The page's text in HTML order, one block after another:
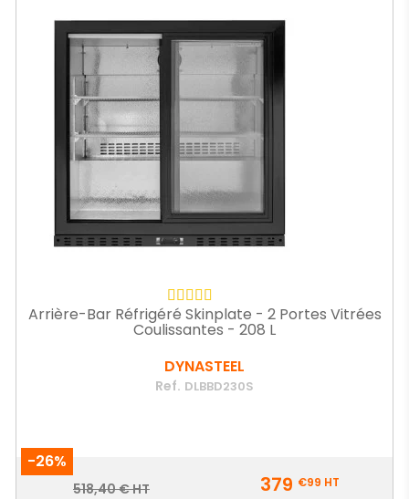
Arrière-Bar Réfrigéré Skinplate - 2 Portes Vitrées
Coulissantes - 208 L
DYNASTEEL
Ref. DLBBD230S
-26%
Prix
Prix
518,40 € HT 379 €99 HT